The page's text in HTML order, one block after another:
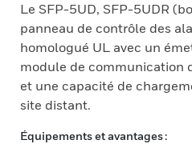
Le SFP-5UD, SFP-5UDR
panneau de contrôle des
homologué UL avec un
module de communication
et une capacité de
site distant.
Équipements et avantages :